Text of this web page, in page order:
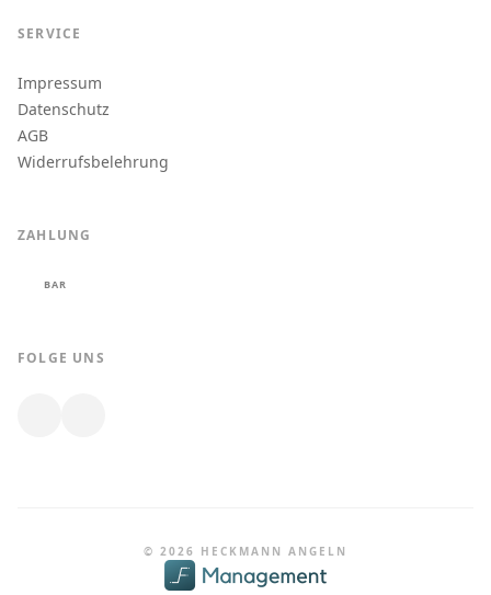
SERVICE
Impressum
Datenschutz
AGB
Widerrufsbelehrung
ZAHLUNG
BAR
FOLGE UNS
© 2026 HECKMANN ANGELN